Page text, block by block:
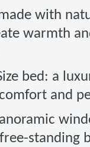
with
warmth
bed: a
and
standing